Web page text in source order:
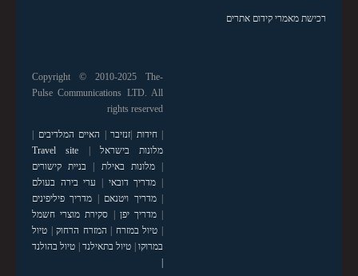
רכישת מאמרי קידום אתרים
Copyright © 2010-2025 The-
Pulse Communications LTD. All
rights reserved
|חידות זנזיבר האיים המלדיבים
מלונות בישראל
Travel site
|מלונות באילת
בניית קישורים
מדריך דובאי
ערי בירה בעולם
|מדריך ויטנאם
מדריך פיליפינים
|מדריך יפן
סקירת מוצרי חשמל
טיול במזרח המזרח הרחוק| טיול
במרוקו| טיול בתאילנד| טיול בהולנד